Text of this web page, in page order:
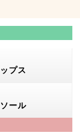
プス
ール